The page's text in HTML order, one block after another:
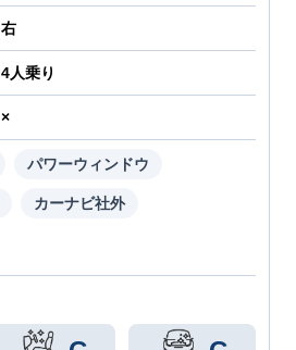
右
4人乗り
×
パワーウィンドウ
カーナビ社外